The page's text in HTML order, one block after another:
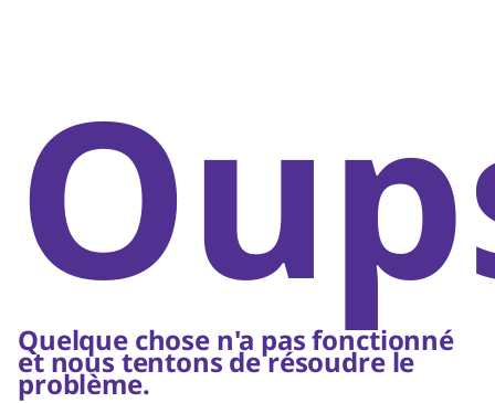
Quelque chose n'a pas fonctionné
et nous tentons de résoudre le
problème.